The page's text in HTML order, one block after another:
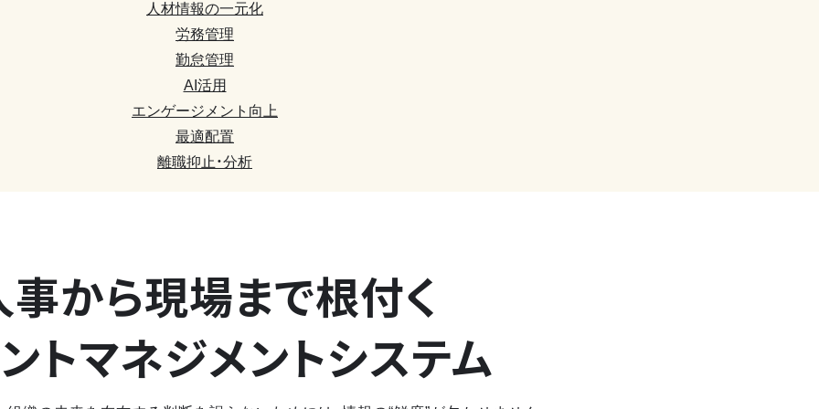
人材情報の一元化
労務管理
勤怠管理
AI活用
エンゲージメント向上
最適配置
離職抑止・分析
事から現場まで根付く
トマネジメントシステム